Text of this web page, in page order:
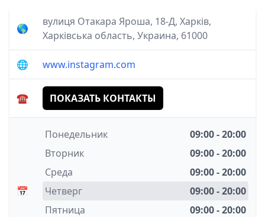
🌎
вулиця Отакара Яроша, 18-Д, Харків,
Харківська область, Украина, 61000
🌐 www.instagram.com
☎️ ПОКАЗАТЬ КОНТАКТЫ
📅
Понедельник
09:00 - 20:00
Вторник
09:00 - 20:00
Среда
09:00 - 20:00
Четверг
09:00 - 20:00
Пятница
09:00 - 20:00